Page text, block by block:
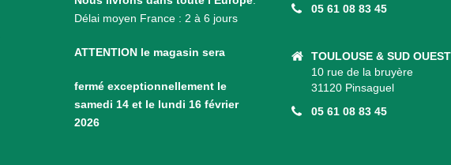
Délai moyen France : 2 à 6 jours
ATTENTION le magasin sera
fermé exceptionnellement le
samedi 14 et le lundi 16 février
2026
05 61 08 83 45
TOULOUSE & SUD OUEST
10 rue de la bruyère
31120 Pinsaguel
05 61 08 83 45